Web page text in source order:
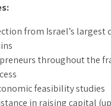
from Israel’s largest
throughout the
feasibility studies
in raising capital